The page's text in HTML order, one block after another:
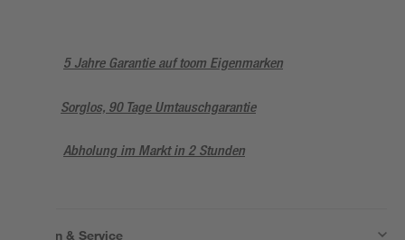
5 Jahre Garantie auf toom Eigenmarken
Sorglos, 90 Tage Umtauschgarantie
Abholung im Markt in 2 Stunden
Wissen & Service